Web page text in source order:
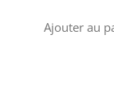
Ajouter au